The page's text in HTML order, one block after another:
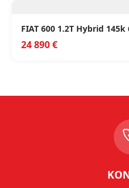
FIAT 600 1.2T Hybrid 145k
24 890 €